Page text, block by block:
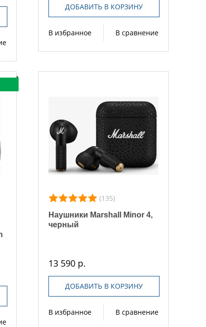
ДОБАВИТЬ В КОРЗИНУ
В избранное В сравнение
(135)
Наушники Marshall Minor 4,
черный
13 590 р.
ДОБАВИТЬ В КОРЗИНУ
В избранное В сравнение